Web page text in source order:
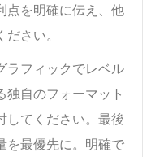
点を明確に伝え、他
さい。
ラフィックでレベル
独自のフォーマット
してください。最後
を最優先に。明確で